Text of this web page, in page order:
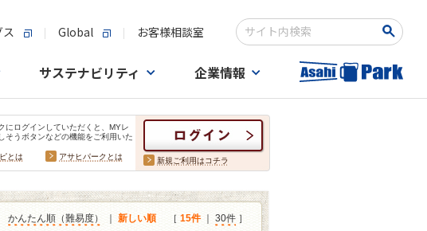
Global お客様相談室
検索キーワード入力
サステナビリティ 企業情報
にログインしていただくと、MYレ
そうボタンなどの機能をご利用いた
とは
アサヒパークとは 新規ご利用はコチラ
かんたん順（難易度） 新しい順 ［ 15件｜ 30件 ］